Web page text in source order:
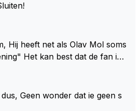
Het kan best dat de fan in
tijd zonder races zijn dit leuke
Geen wonder dat ie geen s